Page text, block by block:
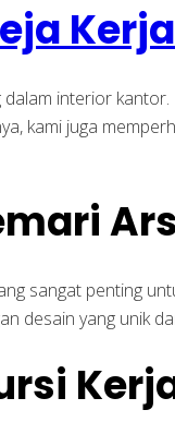
Kerja
interior
kami juga
sangat penting
desain yang unik